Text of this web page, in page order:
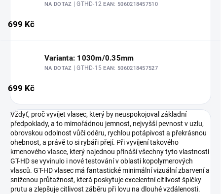
NA DOTAZ | GTHD-12EAN: 5060218457510
699 Kč
Varianta: 1030m/0.35mm
NA DOTAZ | GTHD-15EAN: 5060218457527
699 Kč
Vždyť, proč vyvíjet vlasec, který by neuspokojoval základní
předpoklady, a to mimořádnou jemnost, nejvyšší pevnost v uzlu,
obrovskou odolnost vůči oděru, rychlou potápivost a překrásnou
ohebnost, a právě to si rybáři přejí. Při vyvíjení takového
kmenového vlasce, který najednou přináší všechny tyto vlastnosti
GT-HD se vyvinulo i nové testování v oblasti kopolymerových
vlasců. GT-HD vlasec má fantastické minimální vizuální zbarvení a
sníženou průtažnost, která poskytuje excelentní citlivost špičky
prutu a zlepšuje citlivost záběru při lovu na dlouhé vzdálenosti.